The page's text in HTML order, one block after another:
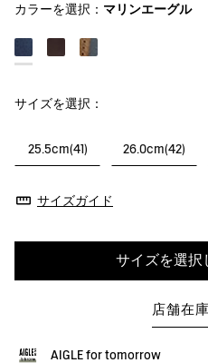
カラーを選択： マリンエーグル
サイズを選択：
25.5cm(41) 26.0cm(42)
サイズガイド
サイズを選択
店舗在
AIGLE for tomorrow